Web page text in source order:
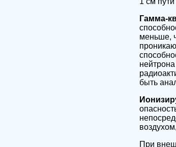
Гамма-
меньше,
быть
При